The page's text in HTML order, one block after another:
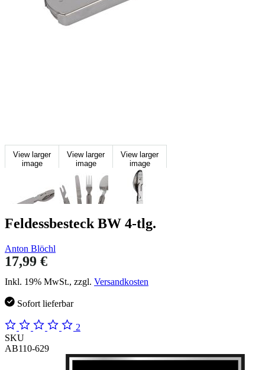
View larger
image
View larger
image
View larger
image
Feldessbesteck BW 4-tlg.
Anton Blöchl
17,99 €
Inkl. 19% MwSt., zzgl. Versandkosten
Sofort lieferbar
2
SKU
AB110-629